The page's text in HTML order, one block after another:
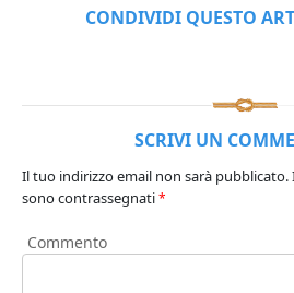
CONDIVIDI QUESTO
SCRIVI UN
Il tuo indirizzo email non sarà pubblicato.
sono contrassegnati*
Commento